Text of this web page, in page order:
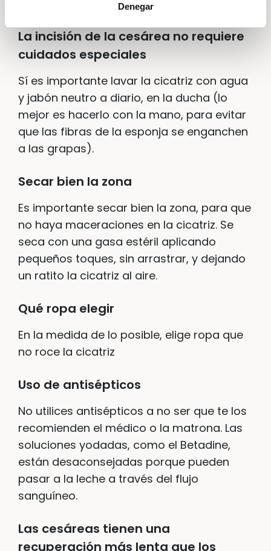
Denegar
La incisión de la cesárea no requiere
cuidados especiales
Sí es importante lavar la cicatriz con agua
y jabón neutro a diario, en la ducha (lo
mejor es hacerlo con la mano, para evitar
que las fibras de la esponja se enganchen
a las grapas).
Secar bien la zona
Es importante secar bien la zona, para que
no haya maceraciones en la cicatriz. Se
seca con una gasa estéril aplicando
pequeños toques, sin arrastrar, y dejando
un ratito la cicatriz al aire.
Qué ropa elegir
En la medida de lo posible, elige ropa que
no roce la cicatriz
Uso de antisépticos
No utilices antisépticos a no ser que te los
recomienden el médico o la matrona. Las
soluciones yodadas, como el Betadine,
están desaconsejadas porque pueden
pasar a la leche a través del flujo
sanguíneo.
Las cesáreas tienen una
recuperación más lenta que los